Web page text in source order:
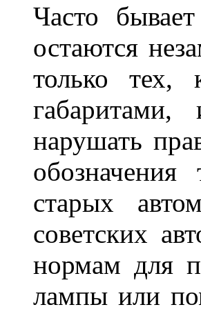
Часто
остаются
только
нарушать
старых
советских
нормам для
лампы или